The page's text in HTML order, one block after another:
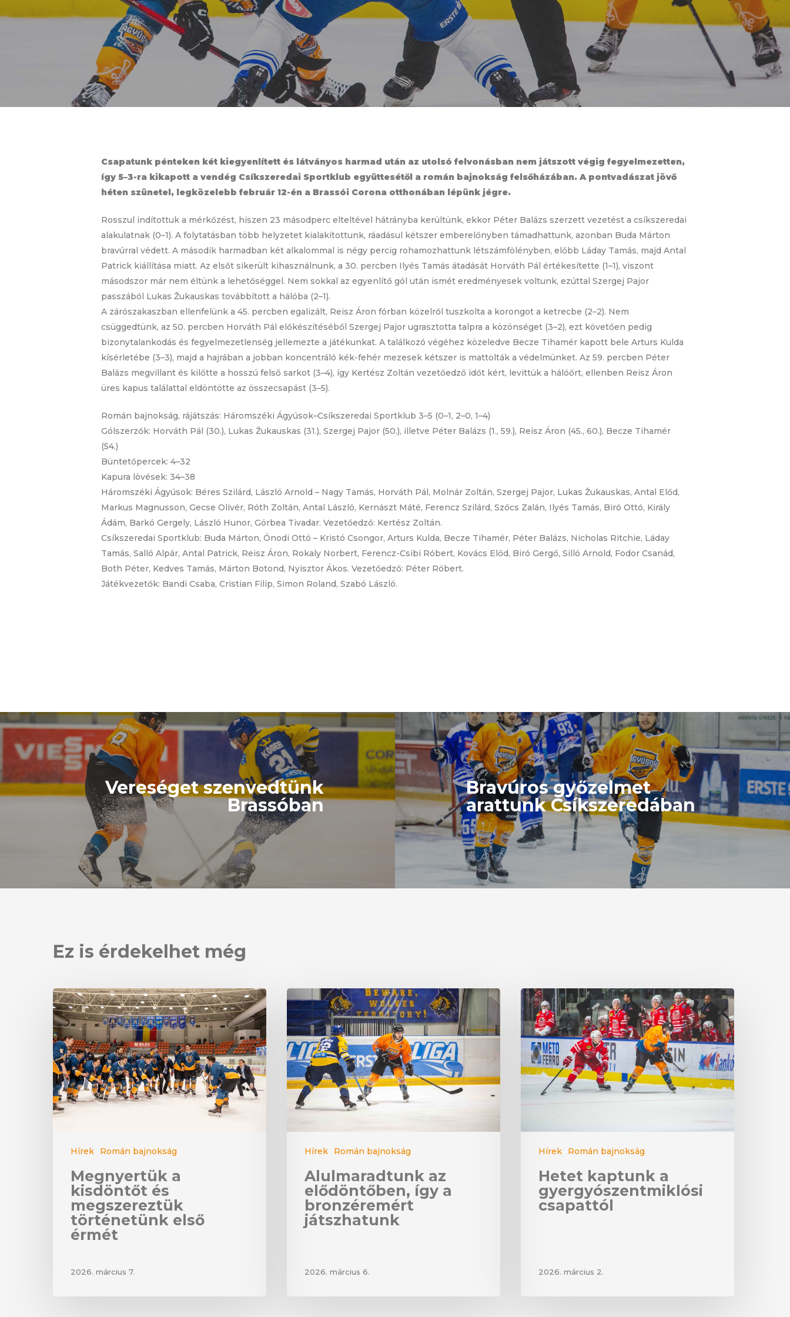
Csapatunk pénteken két kiegyenlített és látványos harmad után az utolsó felvonásban nem játszott végig fegyelmezetten,
így 5–3-ra kikapott a vendég Csíkszeredai Sportklub együttesétől a román bajnokság felsőházában. A pontvadászat jövő
héten szünetel, legközelebb február 12-én a Brassói Corona otthonában lépünk jégre.
Rosszul indítottuk a mérkőzést, hiszen 23 másodperc elteltével hátrányba kerültünk, ekkor Péter Balázs szerzett vezetést a csíkszeredai
alakulatnak (0–1). A folytatásban több helyzetet kialakítottunk, ráadásul kétszer emberelőnyben támadhattunk, azonban Buda Márton
bravúrral védett. A második harmadban két alkalommal is négy percig rohamozhattunk létszámfölényben, előbb Láday Tamás, majd Antal
Patrick kiállítása miatt. Az elsőt sikerült kihasználnunk, a 30. percben Ilyés Tamás átadását Horváth Pál értékesítette (1–1), viszont
másodszor már nem éltünk a lehetőséggel. Nem sokkal az egyenlítő gól után ismét eredményesek voltunk, ezúttal Szergej Pajor
passzából Lukas Žukauskas továbbított a hálóba (2–1).
A zárószakaszban ellenfelünk a 45. percben egalizált, Reisz Áron fórban közelről tuszkolta a korongot a ketrecbe (2–2). Nem
csüggedtünk, az 50. percben Horváth Pál előkészítéséből Szergej Pajor ugrasztotta talpra a közönséget (3–2), ezt követően pedig
bizonytalankodás és fegyelmezetlenség jellemezte a játékunkat. A találkozó végéhez közeledve Becze Tihamér kapott bele Arturs Kulda
kísérletébe (3–3), majd a hajrában a jobban koncentráló kék-fehér mezesek kétszer is mattolták a védelmünket. Az 59. percben Péter
Balázs megvillant és kilőtte a hosszú felső sarkot (3–4), így Kertész Zoltán vezetőedző időt kért, levittük a hálóőrt, ellenben Reisz Áron
üres kapus találattal eldöntötte az összecsapást (3–5).
Román bajnokság, rájátszás: Háromszéki Ágyúsok–Csíkszeredai Sportklub 3–5 (0–1, 2–0, 1–4)
Gólszerzők: Horváth Pál (30.), Lukas Žukauskas (31.), Szergej Pajor (50.), illetve Péter Balázs (1., 59.), Reisz Áron (45., 60.), Becze Tihamér
(54.)
Büntetőpercek: 4–32
Kapura lövések: 34–38
Háromszéki Ágyúsok: Béres Szilárd, László Arnold – Nagy Tamás, Horváth Pál, Molnár Zoltán, Szergej Pajor, Lukas Žukauskas, Antal Előd,
Markus Magnusson, Gecse Olivér, Róth Zoltán, Antal László, Kernászt Máté, Ferencz Szilárd, Szőcs Zalán, Ilyés Tamás, Biró Ottó, Király
Ádám, Barkó Gergely, László Hunor, Görbea Tivadar. Vezetőedző: Kertész Zoltán.
Csíkszeredai Sportklub: Buda Márton, Ónodi Ottó – Kristó Csongor, Arturs Kulda, Becze Tihamér, Péter Balázs, Nicholas Ritchie, Láday
Tamás, Salló Alpár, Antal Patrick, Reisz Áron, Rokaly Norbert, Ferencz-Csibi Róbert, Kovács Előd, Biró Gergő, Silló Arnold, Fodor Csanád,
Both Péter, Kedves Tamás, Márton Botond, Nyisztor Ákos. Vezetőedző: Péter Róbert.
Játékvezetők: Bandi Csaba, Cristian Filip, Simon Roland, Szabó László.
Vereséget szenvedtünk
Brassóban
Bravúros győzelmet
arattunk Csíkszeredában
Ez is érdekelhet még
Hírek Román bajnokság
Megnyertük a
kisdöntőt és
megszereztük
történetünk első
érmét
2026. március 7.
Hírek Román bajnokság
Alulmaradtunk az
elődöntőben, így a
bronzéremért
játszhatunk
2026. március 6.
Hírek Román bajnokság
Hetet kaptunk a
gyergyószentmiklósi
csapattól
2026. március 2.